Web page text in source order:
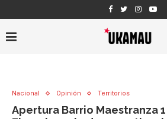
Nacional Opinión Territorios
Apertura Barrio Maestranza